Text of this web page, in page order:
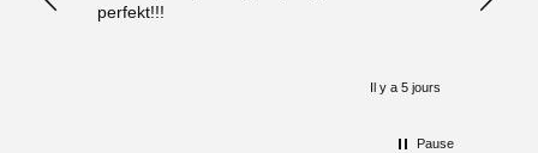
perfekt!!!
Il y a 5 jours
„
Pause